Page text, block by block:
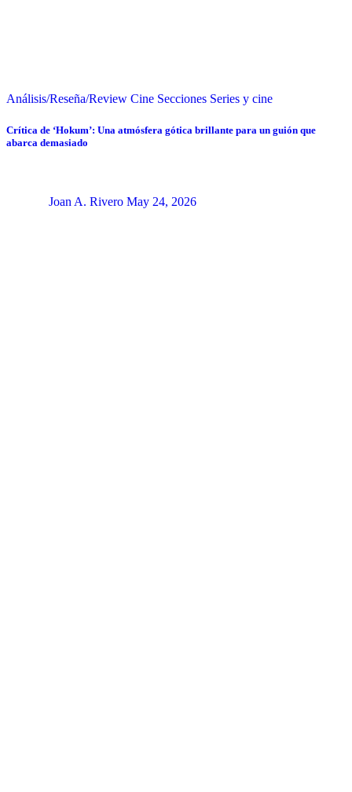
Análisis/Reseña/Review Cine Secciones Series y cine
Crítica de ‘Hokum’: Una atmósfera gótica brillante para un guión que
abarca demasiado
Joan A. Rivero May 24, 2026